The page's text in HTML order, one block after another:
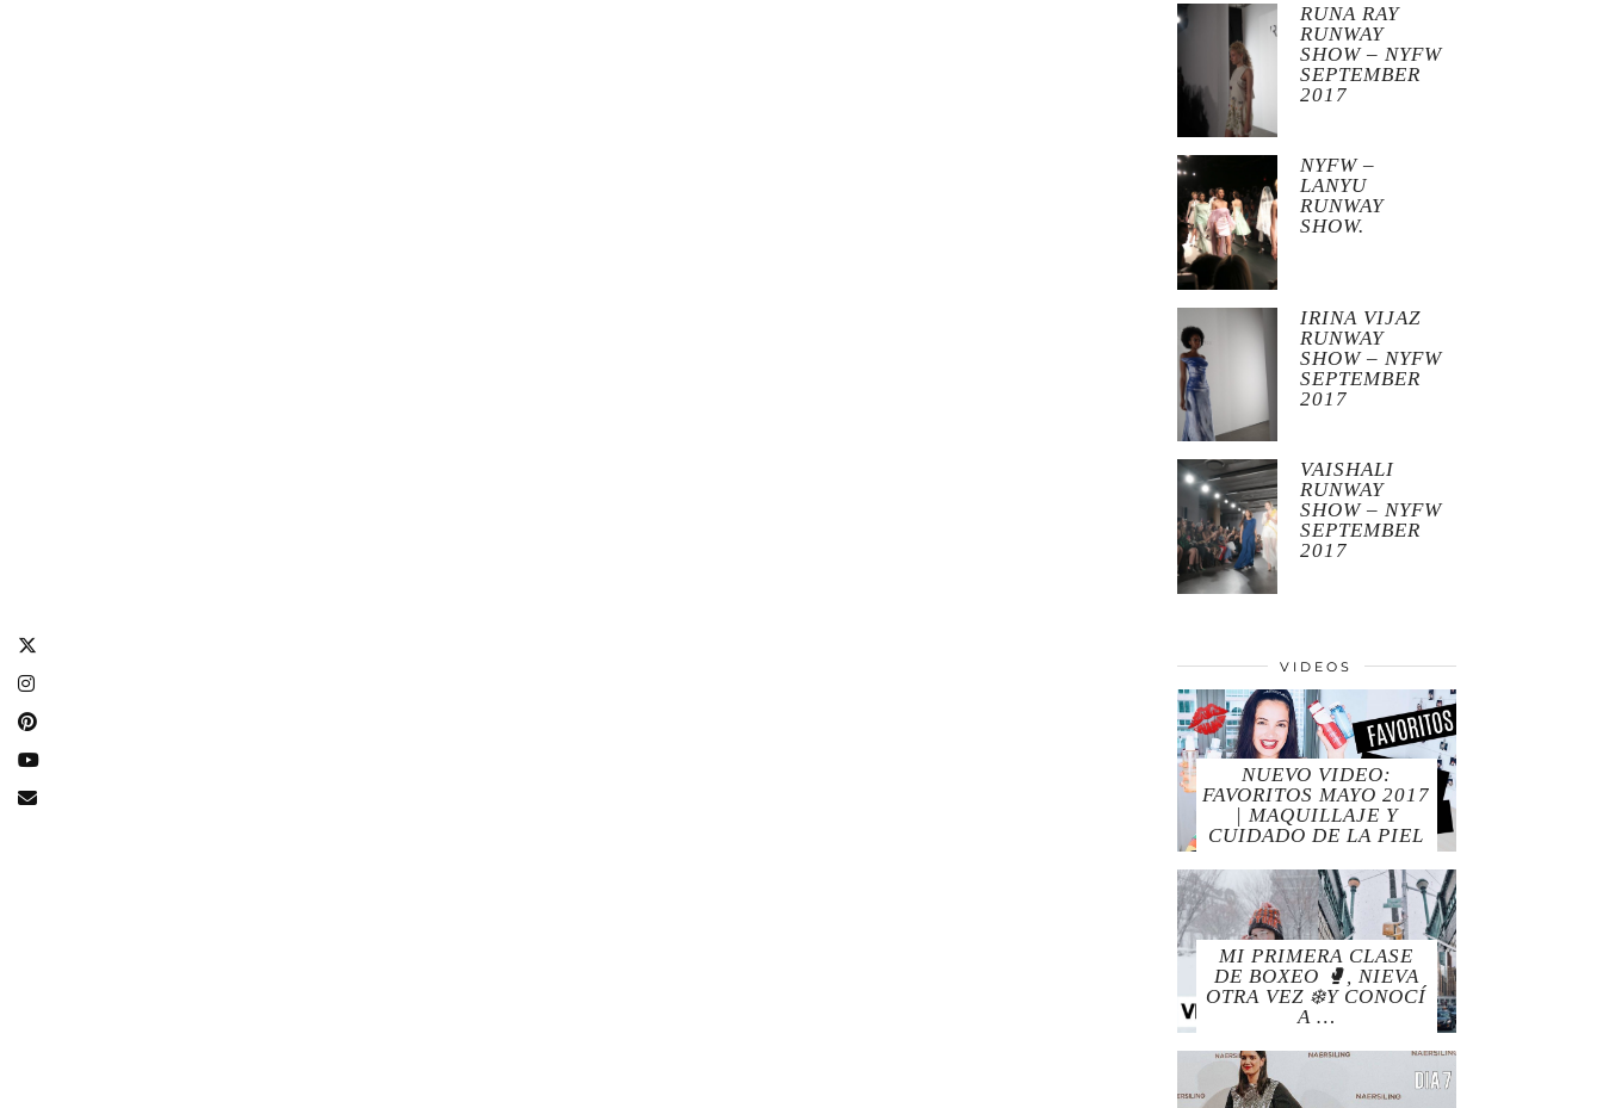
RUNA RAY
RUNWAY
SHOW – NYFW
SEPTEMBER
2017
NYFW –
LANYU
RUNWAY
SHOW.
IRINA VIJAZ
RUNWAY
SHOW – NYFW
SEPTEMBER
2017
VAISHALI
RUNWAY
SHOW – NYFW
SEPTEMBER
2017
VIDEOS
NUEVO VIDEO:
FAVORITOS MAYO 2017
| MAQUILLAJE Y
CUIDADO DE LA PIEL
MI PRIMERA CLASE
DE BOXEO 🥊, NIEVA
OTRA VEZ ❄️Y CONOCÍ
A …